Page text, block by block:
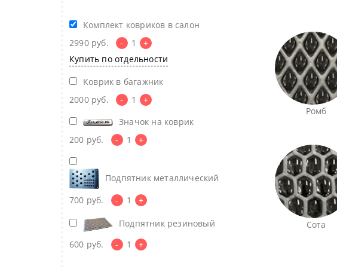
Комплект ковриков в салон
2990 руб. - 1
+
Купить по отдельности
Коврик в багажник
2000 руб. - 1
+
Значок на коврик
200 руб. - 1 +
Подпятник металлический
700 руб. - 1 +
Подпятник резиновый
600 руб. - 1 +
Ромб
Сота